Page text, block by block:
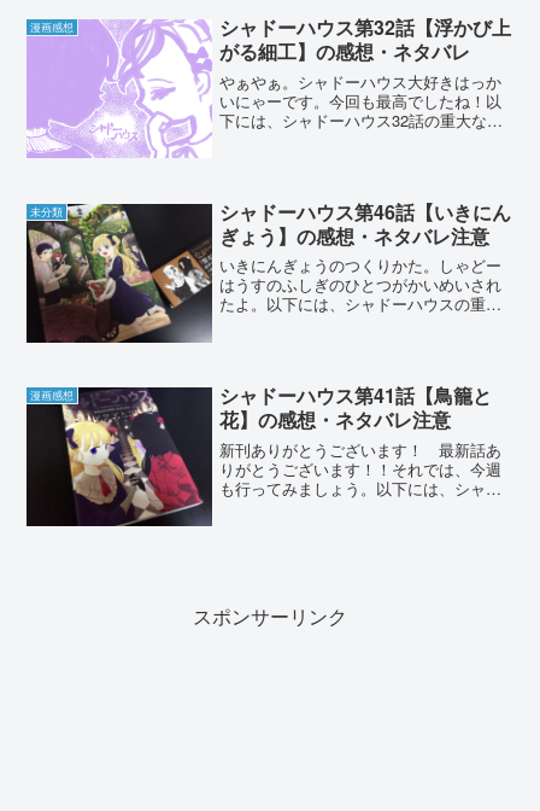
す。また、コミックス未収...
漫画感想
シャドーハウス第32話【浮かび上
がる細工】の感想・ネタバレ
やぁやぁ。シャドーハウス大好きはっか
いにゃーです。今回も最高でしたね！以
下には、シャドーハウス32話の重大なネ
が出来ます。 ...
未分類
シャドーハウス第46話【いきにん
ぎょう】の感想・ネタバレ注意
いきにんぎょうのつくりかた。しゃどー
はうすのふしぎのひとつがかいめいされ
たよ。以下には、シャドーハウスの重大
出来ます。また、最新話は...
漫画感想
シャドーハウス第41話【鳥籠と
花】の感想・ネタバレ注意
新刊ありがとうございます！ 最新話あ
りがとうございます！！それでは、今週
も行ってみましょう。以下には、シャド
スポンサーリンク